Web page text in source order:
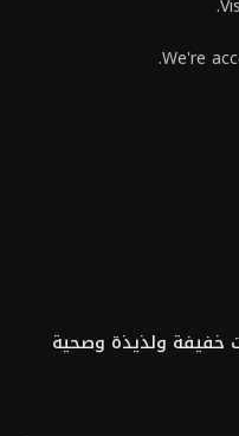
We're
ولذيذة وصحية